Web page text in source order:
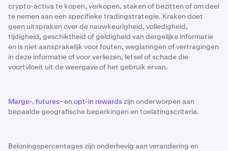
crypto-activa te kopen, verkopen, staken of bezitten of om deel
te nemen aan een specifieke tradingstrategie. Kraken doet
geen uitspraken over de nauwkeurigheid, volledigheid,
tijdigheid, geschiktheid of geldigheid van dergelijke informatie
en is niet aansprakelijk voor fouten, weglatingen of vertragingen
in deze informatie of voor verliezen, letsel of schade die
voortvloeit uit de weergave of het gebruik ervan.
Marge-, futures-en opt-in rewards zijn onderworpen aan
bepaalde geografische beperkingen en toelatingscriteria.
Beloningspercentages zijn onderhevig aan verandering en